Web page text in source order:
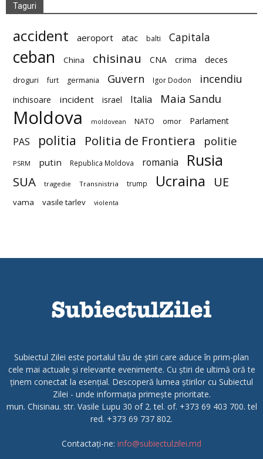
Taguri
accident aeroport atac balti Capitala
ceban China chisinau CNA crima deces
droguri furt germania Guvern Igor Dodon incendiu
inchisoare incident israel Italia Maia Sandu
Moldova moldovean NATO omor Parlament
PAS politia Politia de Frontiera politie
PSRM putin Republica Moldova romania Rusia
SUA tragedie Transnistria trump Ucraina UE
vama vasile tarlev violenta
Subiectul Zilei este portalul tău de știri care aduce în prim-plan
cele mai actuale și relevante evenimente. Cu știri de ultimă oră te
ținem conectat la esențial. Descoperă lumea știrilor cu Subiectul
Zilei - unde informația primește prioritate.
mun. Chisinau. str. Vasile Lupu 30 of 2. tel. of. +373 69 403 700. tel
red. +373 69 737 802.
Contactați-ne: info@subiectulzilei.md